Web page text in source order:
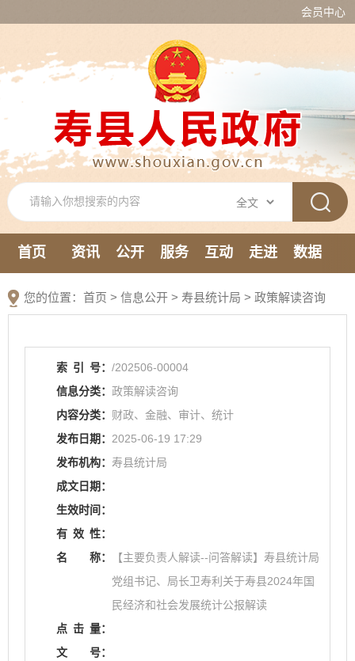
会员中心
首页 资讯 公开 服务 互动 走进
数据
您的位置： 首页 > 信息公开 > 寿县统计局 > 政策解读咨询
索 引 号： /202506-00004
信息分类： 政策解读咨询
内容分类： 财政、金融、审计、统计
发布日期： 2025-06-19 17:29
发布机构： 寿县统计局
成文日期：
生效时间：
有 效 性：
名
称：
【主要负责人解读--问答解读】寿县统计局
党组书记、局长卫寿利关于寿县2024年国
民经济和社会发展统计公报解读
点 击 量：
文
号：